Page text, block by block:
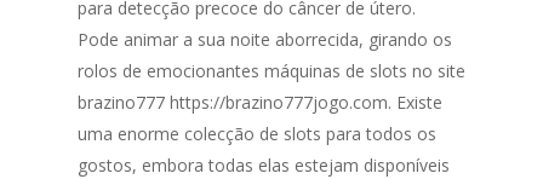
para detecção precoce do câncer de útero.
Pode animar a sua noite aborrecida, girando os
rolos de emocionantes máquinas de slots no site
brazino777 https://brazino777jogo.com. Existe
uma enorme colecção de slots para todos os
gostos, embora todas elas estejam disponíveis